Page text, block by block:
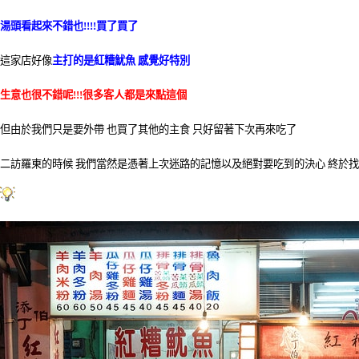
湯頭看起來不錯也!!!!買了買了
這家店好像主打的是紅糟魷魚 感覺好特別
生意也很不錯呢!!!很多客人都是來點這個
但由於我們只是要外帶 也買了其他的主食 只好留著下次再來吃了
二訪羅東的時候 我們當然是憑著上次迷路的記憶以及絕對要吃到的決心 終於